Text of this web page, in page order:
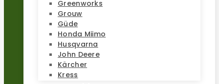
Greenworks
Grouw
Güde
Honda Miimo
Husqvarna
John Deere
Kärcher
Kress